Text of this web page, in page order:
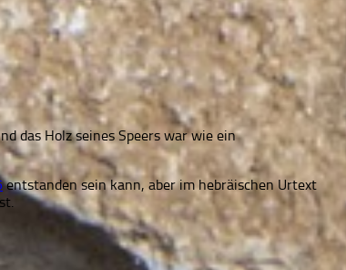
das Holz seines Speers war wie ein
entstanden sein kann, aber im hebräischen Urtext